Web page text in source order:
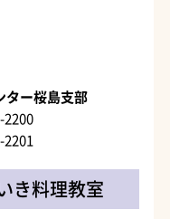
ター桜島支部
2200
2201
き料理教室